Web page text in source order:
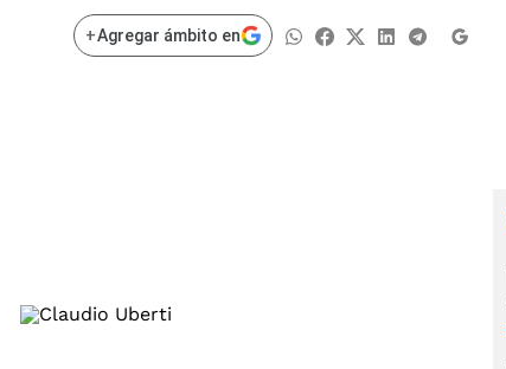
POLÍTICA +Agregar ámbito en